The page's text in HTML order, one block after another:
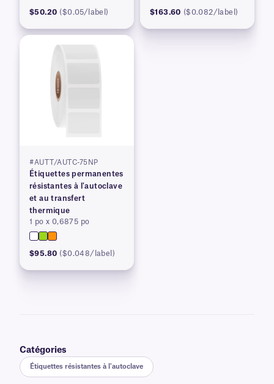
$50.20 ($0.05/label) $163.60 ($0.082/label)
#AUTT/AUTC-75NP
Étiquettes permanentes
résistantes à l'autoclave
et au transfert
thermique
1 po x 0,6875 po
$95.80 ($0.048/label)
Catégories
Étiquettes résistantes à l'autoclave